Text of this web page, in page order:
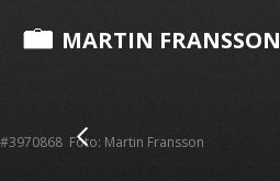
MARTIN FRANSSON
#3970868 Foto: Martin Fransson